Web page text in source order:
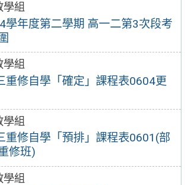
學組
學年度第二學期 高一二第3次段考
學組
重修自學「確定」課程表0604更
學組
重修自學「預排」課程表0601(部
修班)
學組